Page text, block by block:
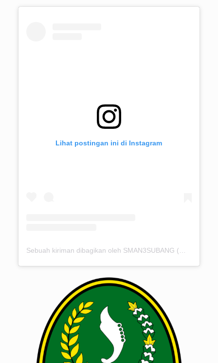
Lihat postingan ini di Instagram